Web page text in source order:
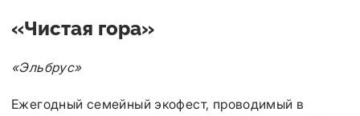
«Чистая гора»
«Эльбрус»
Ежегодный семейный экофест, проводимый в